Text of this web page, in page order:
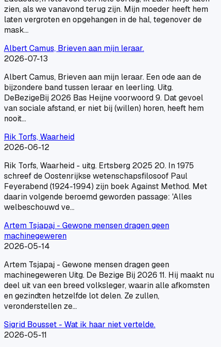
zien, als we vanavond terug zijn. Mijn moeder heeft hem
laten vergroten en opgehangen in de hal, tegenover de
mask…
Albert Camus, Brieven aan mijn leraar.
2026-07-13
Albert Camus, Brieven aan mijn leraar. Een ode aan de
bijzondere band tussen leraar en leerling. Uitg.
DeBezigeBij 2026 Bas Heijne voorwoord 9. Dat gevoel
van sociale afstand, er niet bij (willen) horen, heeft hem
nooit…
Rik Torfs, Waarheid
2026-06-12
Rik Torfs, Waarheid - uitg. Ertsberg 2025 20. In 1975
schreef de Oostenrijkse wetenschapsfilosoof Paul
Feyerabend (1924-1994) zijn boek Against Method. Met
daarin volgende beroemd geworden passage: 'Alles
welbeschouwd ve…
Artem Tsjapaj - Gewone mensen dragen geen
machinegeweren
2026-05-14
Artem Tsjapaj - Gewone mensen dragen geen
machinegeweren Uitg. De Bezige Bij 2026 11. Hij maakt nu
deel uit van een breed volksleger, waarin alle afkomsten
en gezindten hetzelfde lot delen. Ze zullen,
veronderstellen ze…
Sigrid Bousset - Wat ik haar niet vertelde.
2026-05-11